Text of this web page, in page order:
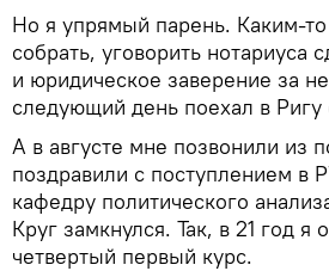
Но я упрямый парень. Каким-
собрать, уговорить нотариуса
и юридическое заверение за
следующий день поехал в Ригу
А в августе мне позвонили из
поздравили с поступлением в
кафедру политического
Круг замкнулся. Так, в 21 год я
четвертый первый курс.